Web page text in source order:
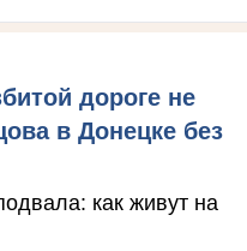
дороге не
в Донецке без
как живут на